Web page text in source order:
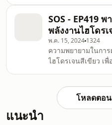
ฉลองการย้ายกลับม
ระดับปริญญาเอก หา
ที่สงสัย อยา
หนังสือเหมาะและไม่เห
EVE วิวัฒนาการของ
#รีวิวหนังสือ #โรคระ
#pathogenesis FAQmich คือโครงการ
สำหรับปี 2022 ฉลอ
เยอรมนี เพื่อศึกษาต่
ท่านใดมีคำถามอะไ
อยากรู้ ก็ให้ส่งข้อคว
SOS - EP419
พลังงานไฮโดร
พ.ค. 15, 2024 1324
ความพยายามในกา
ไฮโดรเจนสีเขียว เ
Spring 2024 The
hydrogenโหลดตอน
แนะนำ